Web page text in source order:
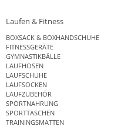
Laufen & Fitness
BOXSACK & BOXHANDSCHUHE
FITNESSGERÄTE
GYMNASTIKBÄLLE
LAUFHOSEN
LAUFSCHUHE
LAUFSOCKEN
LAUFZUBEHÖR
SPORTNAHRUNG
SPORTTASCHEN
TRAININGSMATTEN